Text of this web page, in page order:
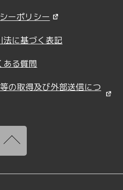
ーポリシー
法に基づく表記
ある質問
の取得及び外部送信につ